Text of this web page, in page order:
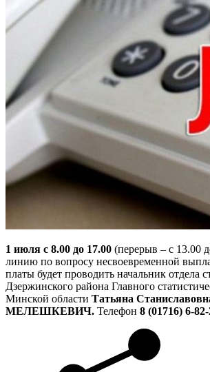
1 июля с 8.00 до 17.00 (перерыв – с 13.00
линию по вопросу несвоевременной
платы будет проводить начальник отдела
Дзержинского района Главного
Минской области Татьяна
МЕЛЕШКЕВИЧ. Телефон 8 (01716) 6-